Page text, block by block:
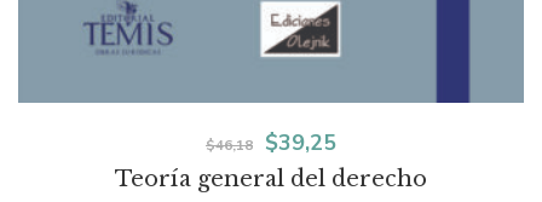
Teoría general del derecho
$46,18
El
precio
$39,25El
precio